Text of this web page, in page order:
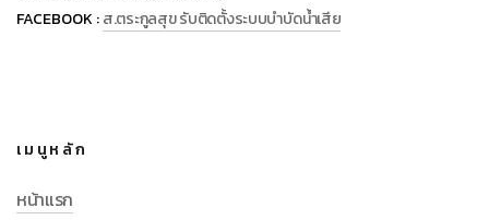
FACEBOOK :ส.ตระกูลสุข รับติดตั้งระบบบำบัดน้ำเสีย
เมนูหลัก
หน้าแรก